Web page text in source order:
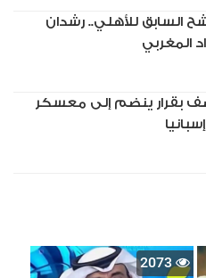
السابق للأهلي.. رشدان
المغربي
بقرار ينضم إلى معسكر
2073